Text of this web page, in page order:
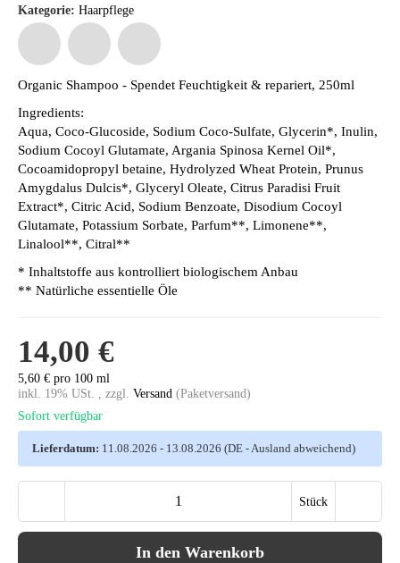
Kategorie: Haarpflege
Organic Shampoo - Spendet Feuchtigkeit & repariert, 250ml
Ingredients:
Aqua, Coco-Glucoside, Sodium Coco-Sulfate, Glycerin*, Inulin,
Sodium Cocoyl Glutamate, Argania Spinosa Kernel Oil*,
Cocoamidopropyl betaine, Hydrolyzed Wheat Protein, Prunus
Amygdalus Dulcis*, Glyceryl Oleate, Citrus Paradisi Fruit
Extract*, Citric Acid, Sodium Benzoate, Disodium Cocoyl
Glutamate, Potassium Sorbate, Parfum**, Limonene**,
Linalool**, Citral**
* Inhaltstoffe aus kontrolliert biologischem Anbau
** Natürliche essentielle Öle
14,00 €
5,60 € pro 100 ml
inkl. 19% USt. , zzgl. Versand (Paketversand)
Sofort verfügbar
Lieferdatum: 11.08.2026 - 13.08.2026 (DE - Ausland abweichend)
Stück
In den Warenkorb